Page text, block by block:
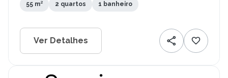
55 m² 2 quartos 1 banheiro
Ver Detalhes